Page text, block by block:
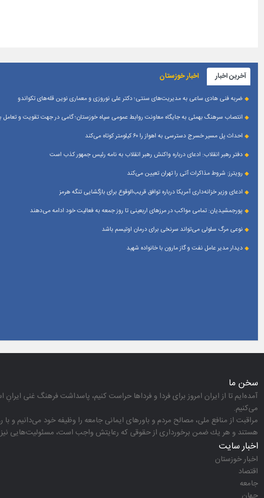
آخرین اخبار اخبار خوزستان
ضربه فنی هادی ساعی به مدیریت‌های سنتی؛ دکتر علی نوروزی و معماری نوین قله‌های تکواندو
انتصاب سرهنگ بهمئی به جایگاه معاونت روابط عمومی سپاه خوزستان؛ گامی در جهت تقویت و تعامل
احداث پل مسیر خسرج دسترسی به اهواز را ۶۰ کیلومتر کوتاه می‌کند
دفتر رهبر انقلاب: ادعای درباره واکنش رهبر انقلاب به نامه رئیس جمهور کذب است
رویترز: شروط مذاکرات آتی را تهران تعیین می‌کند
ادعای وزیر خزانه‌داری آمریکا درباره توافق قریب‌الوقوع برای بازگشایی تنگه هرمز
پورجمشیدیان: تمامی مواکب در مرزهای اربعینی تا روز جمعه به فعالیت خود ادامه می‌دهند
نوعی مرگ سلولی می‌تواند سرنخی برای درمان اوتیسم باشد
دیدار مدیر عامل نفت و گاز مارون با خانواده شهید
سخن ما
آمده‌ایم تا از ایران امروز برای فردا و فرداها حراست كنیم، پاسداشت فرهنگ غنی
می‌كنیم.
مراقبت از منافع ملی، مصالح مردم و باورهای ایمانی جامعه را وظیفه خود می‌دانیم و
هستند و هر یك ضمن برخورداری از حقوقی كه رعایتش واجب است، مسئولیت‌هایی نیز
اخبار سایت
اخبار خوزستان
اقتصاد
جامعه